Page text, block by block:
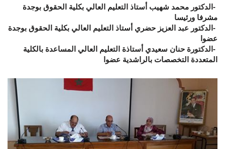
- الدكتور محمد شهيب أستاذ التعليم العالي بكلية الحقوق بوجدة
مشرفا ورئيسا
- الدكتور عبد العزيز حضري أستاذ التعليم العالي بكلية الحقوق بوجدة
عضوا
- الدكتورة حنان سعيدي أستاذة التعليم العالي المساعدة بالكلية
المتعددة التخصصات بالراشدية عضوا